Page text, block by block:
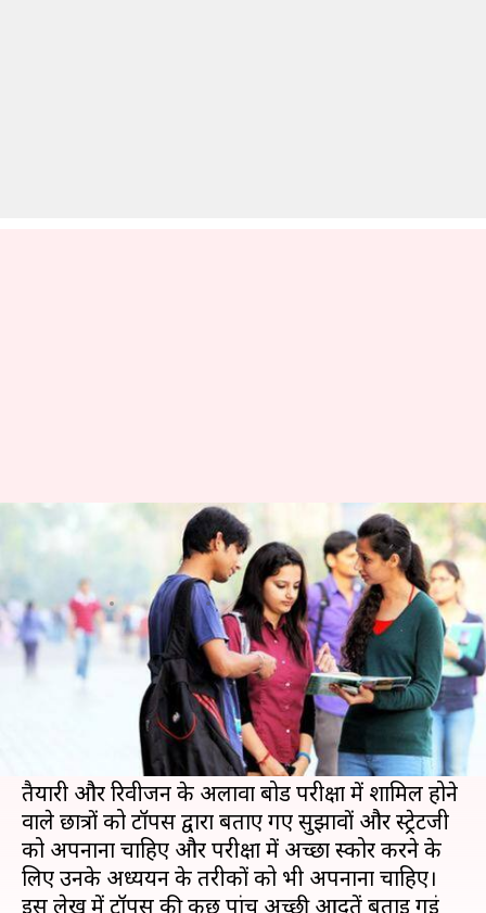
बोर्ड परीक्षा: CBSE टॉपर्स की इन पांच
आदतों को अपनाकर करें तैयारी
लेखन मोना दीक्षित Dec 26, 2019 08:15 pm
क्या है खबर?
CBSE बोर्ड परीक्षा की तैयारी कई छात्रों के लिए तनावपूर्ण
समय हो सकता है। अच्छी तरह तैयारी करने के बावजूद
भी छात्रों के अच्छे नंबर नहीं आ पाते हैं।
तैयारी और रिवीजन के अलावा बोर्ड परीक्षा में शामिल होने
वाले छात्रों को टॉपर्स द्वारा बताए गए सुझावों और स्ट्रेटजी
को अपनाना चाहिए और परीक्षा में अच्छा स्कोर करने के
लिए उनके अध्ययन के तरीकों को भी अपनाना चाहिए।
इस लेख में टॉपर्स की कुछ पांच अच्छी आदतें बताई गईं